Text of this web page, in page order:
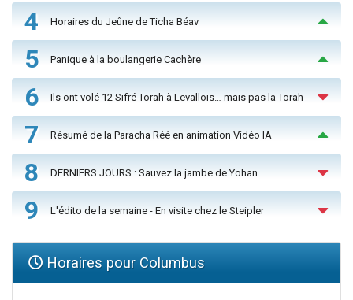
4 Horaires du Jeûne de Ticha Béav
5 Panique à la boulangerie Cachère
6 Ils ont volé 12 Sifré Torah à Levallois… mais pas la Torah
7 Résumé de la Paracha Réé en animation Vidéo IA
8 DERNIERS JOURS : Sauvez la jambe de Yohan
9 L'édito de la semaine - En visite chez le Steipler
Horaires pour Columbus